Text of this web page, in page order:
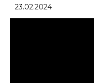
23.02.2024